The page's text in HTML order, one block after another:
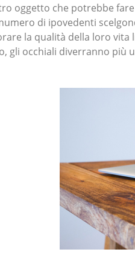
oggetto che potrebbe
di ipovedenti
la qualità della loro vita
gli occhiali diverranno più